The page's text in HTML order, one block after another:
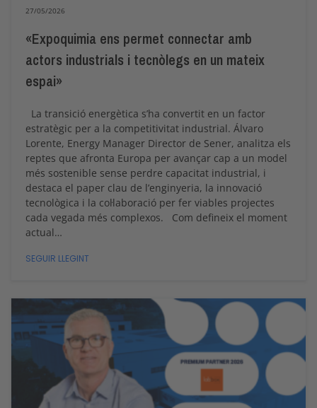
27/05/2026
«Expoquimia ens permet connectar amb
actors industrials i tecnòlegs en un mateix
espai»
La transició energètica s’ha convertit en un factor
estratègic per a la competitivitat industrial. Álvaro
Lorente, Energy Manager Director de Sener, analitza els
reptes que afronta Europa per avançar cap a un model
més sostenible sense perdre capacitat industrial, i
destaca el paper clau de l’enginyeria, la innovació
tecnològica i la col·laboració per fer viables projectes
cada vegada més complexos. Com defineix el moment
actual…
SEGUIR LLEGINT